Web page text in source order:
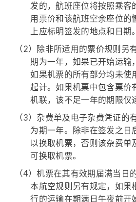
发的，航班座位将按照乘客
用票价和该航班空余座位的
上应标明签发的地点和日期。
（2） 除非所适用的票价规则另
期为一年，如果已开始运输
如果机票的所有部分均未使
起计。如果机票中包含票价
机联，该不足一年的期限仅
（3） 杂费单及电子杂费凭证的
为期一年。除非在签发之日
以换取机票，否则该杂费单
可换取机票。
（4）机票在其有效期届满当日
本航空规则另有规定，如果
行的运输在期满日午夜前开